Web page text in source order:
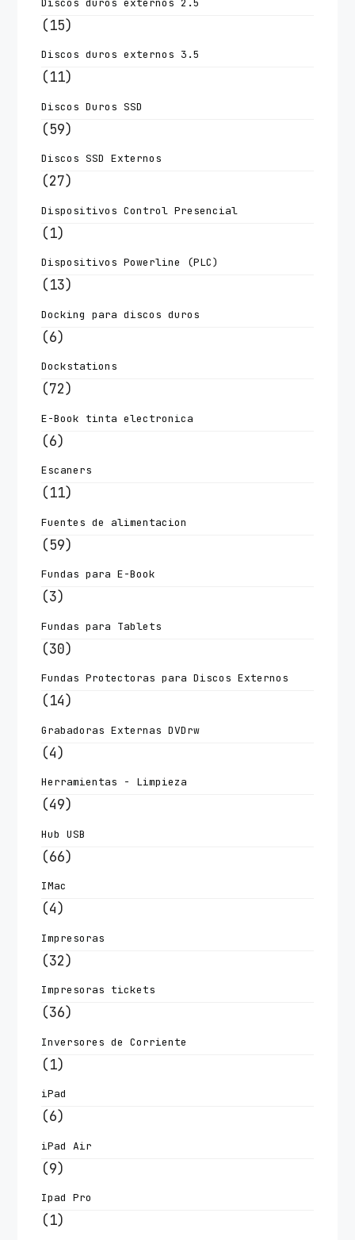
(15)
Discos duros externos 3.5
(11)
Discos Duros SSD
(59)
Discos SSD Externos
(27)
Dispositivos Control Presencial
(1)
Dispositivos Powerline (PLC)
(13)
Docking para discos duros
(6)
Dockstations
(72)
E-Book tinta electronica
(6)
Escaners
(11)
Fuentes de alimentacion
(59)
Fundas para E-Book
(3)
Fundas para Tablets
(30)
Fundas Protectoras para Discos Externos
(14)
Grabadoras Externas DVDrw
(4)
Herramientas - Limpieza
(49)
Hub USB
(66)
IMac
(4)
Impresoras
(32)
Impresoras tickets
(36)
Inversores de Corriente
(1)
iPad
(6)
iPad Air
(9)
Ipad Pro
(1)